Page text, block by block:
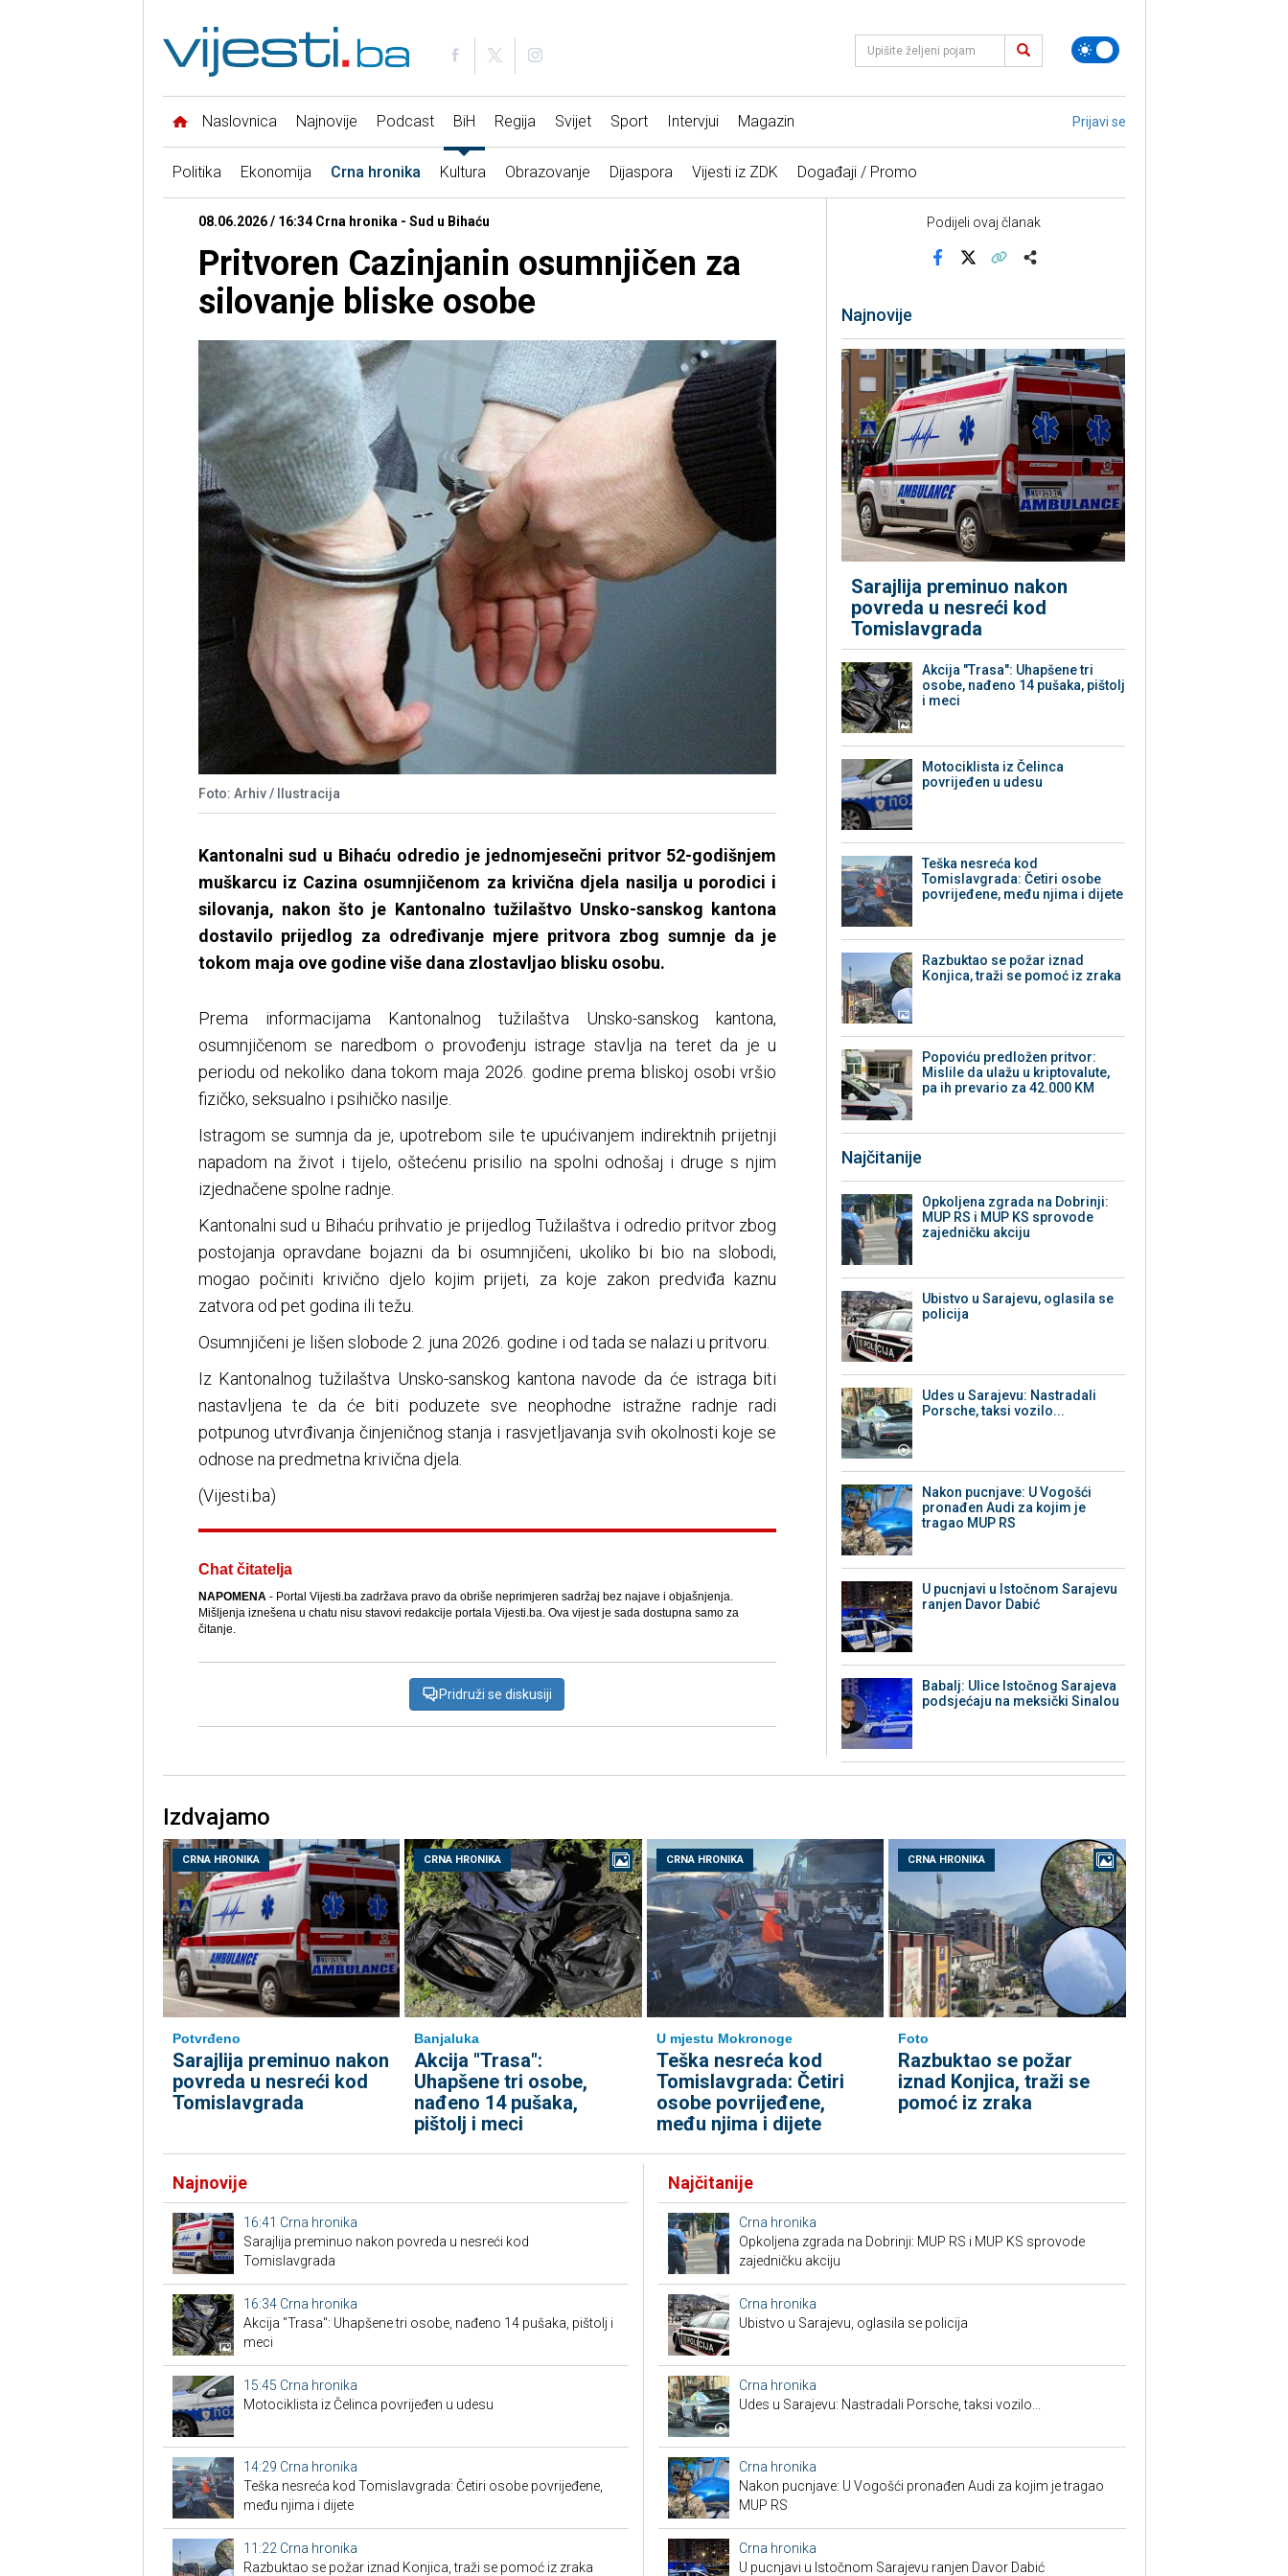
Naslovnica Najnovije Podcast BiH Regija Svijet Sport Intervjui Magazin Prijavi se
Politika Ekonomija Crna hronika Kultura Obrazovanje Dijaspora Vijesti iz ZDK Događaji / Promo
08.06.2026 / 16:34 Crna hronika - Sud u Bihaću
Pritvoren Cazinjanin osumnjičen za
silovanje bliske osobe
Foto: Arhiv / Ilustracija
Kantonalni sud u Bihaću odredio je jednomjesečni pritvor 52-godišnjem
muškarcu iz Cazina osumnjičenom za krivična djela nasilja u porodici i
silovanja, nakon što je Kantonalno tužilaštvo Unsko-sanskog kantona
dostavilo prijedlog za određivanje mjere pritvora zbog sumnje da je
tokom maja ove godine više dana zlostavljao blisku osobu.
Prema informacijama Kantonalnog tužilaštva Unsko-sanskog kantona,
osumnjičenom se naredbom o provođenju istrage stavlja na teret da je u
periodu od nekoliko dana tokom maja 2026. godine prema bliskoj osobi vršio
fizičko, seksualno i psihičko nasilje.
Istragom se sumnja da je, upotrebom sile te upućivanjem indirektnih prijetnji
napadom na život i tijelo, oštećenu prisilio na spolni odnošaj i druge s njim
izjednačene spolne radnje.
Kantonalni sud u Bihaću prihvatio je prijedlog Tužilaštva i odredio pritvor zbog
postojanja opravdane bojazni da bi osumnjičeni, ukoliko bi bio na slobodi,
mogao počiniti krivično djelo kojim prijeti, za koje zakon predviđa kaznu
zatvora od pet godina ili težu.
Osumnjičeni je lišen slobode 2. juna 2026. godine i od tada se nalazi u pritvoru.
Iz Kantonalnog tužilaštva Unsko-sanskog kantona navode da će istraga biti
nastavljena te da će biti poduzete sve neophodne istražne radnje radi
potpunog utvrđivanja činjeničnog stanja i rasvjetljavanja svih okolnosti koje se
odnose na predmetna krivična djela.
(Vijesti.ba)
Chat čitatelja
NAPOMENA- Portal Vijesti.ba zadržava pravo da obriše neprimjeren sadržaj bez najave i objašnjenja.
Mišljenja iznešena u chatu nisu stavovi redakcije portala Vijesti.ba. Ova vijest je sada dostupna samo za
čitanje.
Pridruži se diskusiji
Podijeli ovaj članak
Najnovije
Sarajlija preminuo nakon
povreda u nesreći kod
Tomislavgrada
Akcija "Trasa": Uhapšene tri
osobe, nađeno 14 pušaka, pištolj
i meci
Motociklista iz Čelinca
povrijeđen u udesu
Teška nesreća kod
Tomislavgrada: Četiri osobe
povrijeđene, među njima i dijete
Razbuktao se požar iznad
Konjica, traži se pomoć iz zraka
Popoviću predložen pritvor:
Mislile da ulažu u kriptovalute,
pa ih prevario za 42.000 KM
Najčitanije
Opkoljena zgrada na Dobrinji:
MUP RS i MUP KS sprovode
zajedničku akciju
Ubistvo u Sarajevu, oglasila se
policija
Udes u Sarajevu: Nastradali
Porsche, taksi vozilo...
Nakon pucnjave: U Vogošći
pronađen Audi za kojim je
tragao MUP RS
U pucnjavi u Istočnom Sarajevu
ranjen Davor Dabić
Babalj: Ulice Istočnog Sarajeva
podsjećaju na meksički Sinalou
Izdvajamo
CRNA HRONIKA
Potvrđeno
Sarajlija preminuo nakon
povreda u nesreći kod
Tomislavgrada
CRNA HRONIKA
Banjaluka
Akcija "Trasa":
Uhapšene tri osobe,
nađeno 14 pušaka,
pištolj i meci
CRNA HRONIKA
U mjestu Mokronoge
Teška nesreća kod
Tomislavgrada: Četiri
osobe povrijeđene,
među njima i dijete
CRNA HRONIKA
Foto
Razbuktao se požar
iznad Konjica, traži se
pomoć iz zraka
Najnovije
16:41 Crna hronika
Sarajlija preminuo nakon povreda u nesreći kod
Tomislavgrada
16:34 Crna hronika
Akcija "Trasa": Uhapšene tri osobe, nađeno 14 pušaka, pištolj i
meci
15:45 Crna hronika
Motociklista iz Čelinca povrijeđen u udesu
14:29 Crna hronika
Teška nesreća kod Tomislavgrada: Četiri osobe povrijeđene,
među njima i dijete
11:22 Crna hronika
Razbuktao se požar iznad Konjica, traži se pomoć iz zraka
Najčitanije
Crna hronika
Opkoljena zgrada na Dobrinji: MUP RS i MUP KS sprovode
zajedničku akciju
Crna hronika
Ubistvo u Sarajevu, oglasila se policija
Crna hronika
Udes u Sarajevu: Nastradali Porsche, taksi vozilo...
Crna hronika
Nakon pucnjave: U Vogošći pronađen Audi za kojim je tragao
MUP RS
Crna hronika
U pucnjavi u Istočnom Sarajevu ranjen Davor Dabić